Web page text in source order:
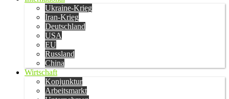
Ukraine-Krieg
Iran-Krieg
Deutschland
USA
EU
Russland
China
Wirtschaft
Konjunktur
Arbeitsmarkt